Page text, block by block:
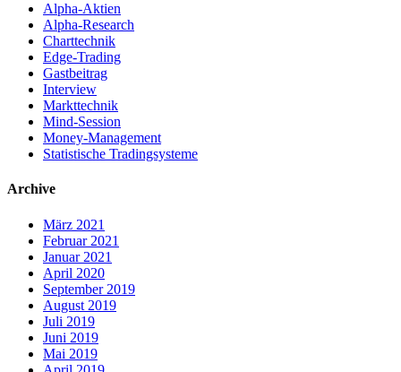
Alpha-Aktien
Alpha-Research
Charttechnik
Edge-Trading
Gastbeitrag
Interview
Markttechnik
Mind-Session
Money-Management
Statistische Tradingsysteme
Archive
März 2021
Februar 2021
Januar 2021
April 2020
September 2019
August 2019
Juli 2019
Juni 2019
Mai 2019